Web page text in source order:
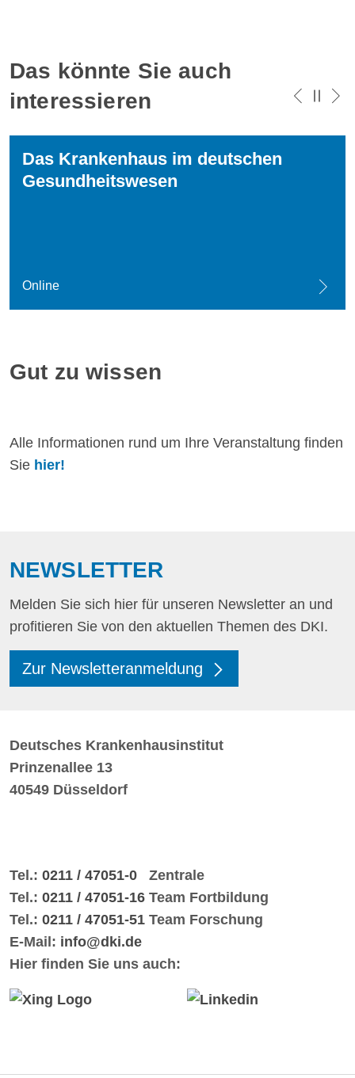
Das könnte Sie auch
interessieren
Das Krankenhaus im deutschen
Gesundheitswesen
Online
Gut zu wissen
Alle Informationen rund um Ihre Veranstaltung finden
Sie hier!
NEWSLETTER
Melden Sie sich hier für unseren Newsletter an und
profitieren Sie von den aktuellen Themen des DKI.
Zur Newsletteranmeldung
Deutsches Krankenhausinstitut
Prinzenallee 13
40549 Düsseldorf
Tel.: 0211 / 47051-0 Zentrale
Tel.: 0211 / 47051-16 Team Fortbildung
Tel.: 0211 / 47051-51 Team Forschung
E-Mail: info@dki.de
Hier finden Sie uns auch: